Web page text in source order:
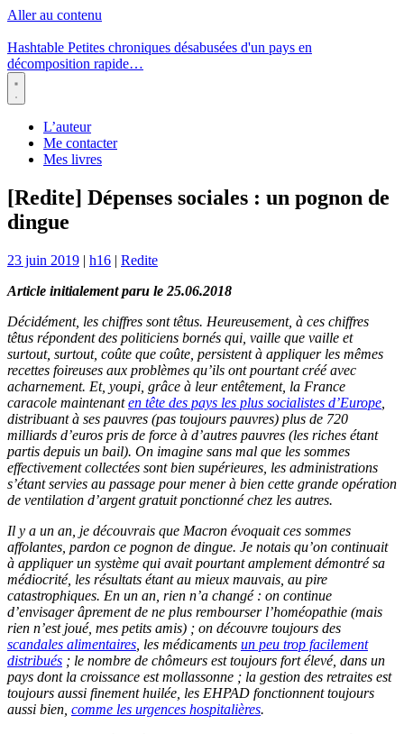
Aller au contenu
Hashtable Petites chroniques désabusées d'un pays en
décomposition rapide…
Menu
L’auteur
Me contacter
Mes livres
[Redite] Dépenses sociales : un pognon de
dingue
23 juin 2019 | h16 | Redite
Article initialement paru le 25.06.2018
Décidément, les chiffres sont têtus. Heureusement, à ces chiffres
têtus répondent des politiciens bornés qui, vaille que vaille et
surtout, surtout, coûte que coûte, persistent à appliquer les mêmes
recettes foireuses aux problèmes qu’ils ont pourtant créé avec
acharnement. Et, youpi, grâce à leur entêtement, la France
caracole maintenanten tête des pays les plus socialistes d’Europe
distribuant à ses pauvres (pas toujours pauvres) plus de 720
milliards d’euros pris de force à d’autres pauvres (les riches étant
partis depuis un bail). On imagine sans mal que les sommes
effectivement collectées sont bien supérieures, les administrations
s’étant servies au passage pour mener à bien cette grande opération
de ventilation d’argent gratuit ponctionné chez les autres.
Il y a un an, je découvrais que Macron évoquait ces sommes
affolantes, pardon ce pognon de dingue. Je notais qu’on continuait
à appliquer un système qui avait pourtant amplement démontré sa
médiocrité, les résultats étant au mieux mauvais, au pire
catastrophiques. En un an, rien n’a changé : on continue
d’envisager âprement de ne plus rembourser l’homéopathie (mais
rien n’est joué, mes petits amis) ; on découvre toujours des
scandales alimentaires , les médicaments un peu trop facilement
distribués ; le nombre de chômeurs est toujours fort élevé, dans un
pays dont la croissance est mollassonne ; la gestion des retraites est
toujours aussi finement huilée, les EHPAD fonctionnent toujours
aussi bien, comme les urgences hospitalières.